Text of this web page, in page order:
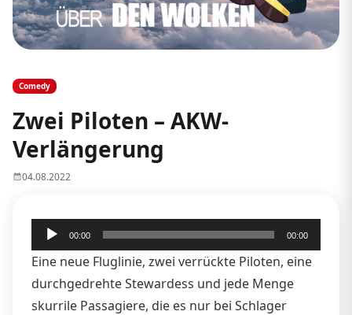
Comedy
Zwei Piloten – AKW-
Verlängerung
04.08.2022
Audio-
Player
00:00 00:00
Eine neue Fluglinie, zwei verrückte Piloten, eine
durchgedrehte Stewardess und jede Menge
skurrile Passagiere, die es nur bei Schlager